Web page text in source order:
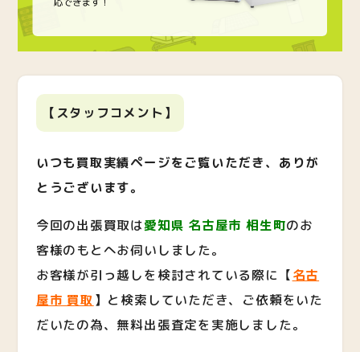
【スタッフコメント】
いつも買取実績ページをご覧いただき、ありが
とうございます。
今回の出張買取は愛知県 名古屋市 相生町のお
客様のもとへお伺いしました。
お客様が引っ越しを検討されている際に【名古
屋市 買取 】 と検索していただき、ご依頼をいた
だいたの為、無料出張査定を実施しました。